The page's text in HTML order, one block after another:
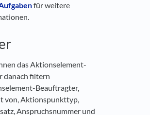
für weitere
das Aktionselement-
danach filtern
Beauftragter,
von, Aktionspunkttyp,
Anspruchsnummer und